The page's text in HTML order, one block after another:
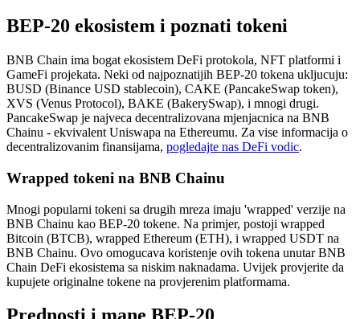
BEP-20 ekosistem i poznati tokeni
BNB Chain ima bogat ekosistem DeFi protokola, NFT platformi i
GameFi projekata. Neki od najpoznatijih BEP-20 tokena ukljucuju:
BUSD (Binance USD stablecoin), CAKE (PancakeSwap token),
XVS (Venus Protocol), BAKE (BakerySwap), i mnogi drugi.
PancakeSwap je najveca decentralizovana mjenjacnica na BNB
Chainu - ekvivalent Uniswapa na Ethereumu. Za vise informacija o
decentralizovanim finansijama, pogledajte nas DeFi vodic.
Wrapped tokeni na BNB Chainu
Mnogi popularni tokeni sa drugih mreza imaju 'wrapped' verzije na
BNB Chainu kao BEP-20 tokene. Na primjer, postoji wrapped
Bitcoin (BTCB), wrapped Ethereum (ETH), i wrapped USDT na
BNB Chainu. Ovo omogucava koristenje ovih tokena unutar BNB
Chain DeFi ekosistema sa niskim naknadama. Uvijek provjerite da
kupujete originalne tokene na provjerenim platformama.